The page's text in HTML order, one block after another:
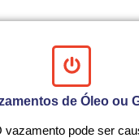
de Óleo ou
vazamento pode ser